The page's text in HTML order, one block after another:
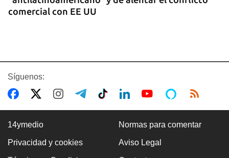
comercial con EE UU
Síguenos:
14ymedio Normas para comentar
Privacidad y cookies Aviso Legal